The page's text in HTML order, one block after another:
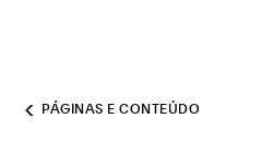
PÁGINAS E CONTEÚDO